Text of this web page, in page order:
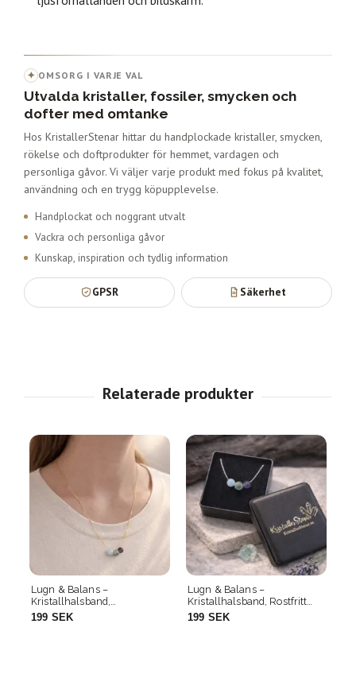
✦ OMSORG I VARJE VAL
Utvalda kristaller, fossiler, smycken och
dofter med omtanke
Hos KristallerStenar hittar du handplockade kristaller, smycken,
rökelse och doftprodukter för hemmet, vardagen och
personliga gåvor. Vi väljer varje produkt med fokus på kvalitet,
användning och en trygg köpupplevelse.
Handplockat och noggrant utvalt
Vackra och personliga gåvor
Kunskap, inspiration och tydlig information
GPSR Säkerhet
Lugn & Balans –
Kristallhalsband,
Guldpläterad
199 SEK
Lugn & Balans –
Kristallhalsband, Rostfritt
Stål
199 SEK